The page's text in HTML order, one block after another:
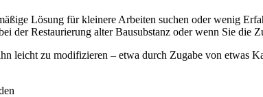
Lösung für kleinere Arbeiten suchen oder wenig
der Restaurierung alter Bausubstanz oder wenn Sie die
leicht zu modifizieren – etwa durch Zugabe von etwas